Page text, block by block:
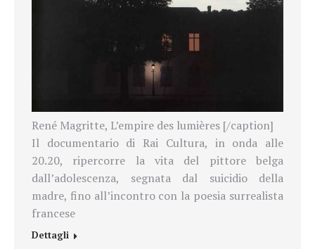
René Magritte, L’empire des lumières [/caption]
Il documentario di Rai Cultura, in onda alle
20.20, ripercorre la vita del pittore belga
dall’adolescenza, segnata dal suicidio della
madre, fino all’incontro con la poesia surrealista
francese
Dettagli